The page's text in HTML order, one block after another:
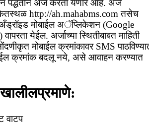
अर्ज करता येणार आहे. अर्ज
http://ah.mahabms.com तसेच
मोबाईल अॅप्लिकेशन (Google
येईल. अर्जाच्या स्थितीबाबत माहिती
मोबाईल क्रमांकावर SMS
क्रमांक बदलू नये, असे आवाहन करण्यात
वाटप